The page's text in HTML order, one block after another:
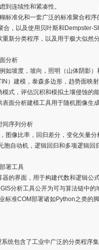
到连续性和紧凑性。
准化和一套广泛的标准聚合程序
，以及使用贝叶斯和Dempster-
新分类程序，以及用于极大似然
分析
如坡度，坡向，照明（山体阴影）
）建模，泰森多边形，趋势面映射
式，评估沉积和模拟土壤侵蚀的能
面分析建模工具用于随机图像生
间序列分析
像比率，回归差分，变化矢量分
自动机，逻辑回归和多项逻辑回
署工具
的界面，用于构建代数和逻辑公
分析工具公开为可与算法链中的
准COM部署诸如Python之类的
包含了工业中广泛的分类程序